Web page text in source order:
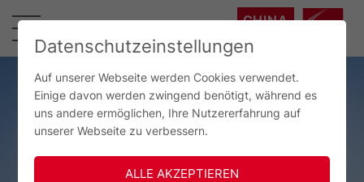
CHINA
Datenschutzeinstellungen
Auf unserer Webseite werden Cookies verwendet.
Einige davon werden zwingend benötigt, während es
uns andere ermöglichen, Ihre Nutzererfahrung auf
unserer Webseite zu verbessern.
ALLE AKZEPTIEREN